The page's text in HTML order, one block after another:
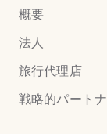
概要
法人
旅行代理店
戦略的パート